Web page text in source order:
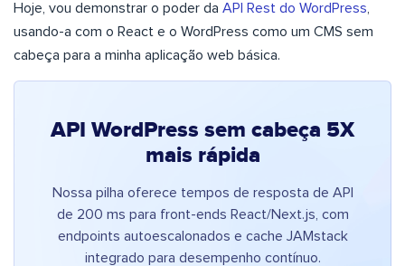
Hoje, vou demonstrar o poder da API Rest do WordPress,
usando-a com o React e o WordPress como um CMS sem
cabeça para a minha aplicação web básica.
API WordPress sem cabeça 5X
mais rápida
Nossa pilha oferece tempos de resposta de API
de 200 ms para front-ends React/Next.js, com
endpoints autoescalonados e cache JAMstack
integrado para desempenho contínuo.